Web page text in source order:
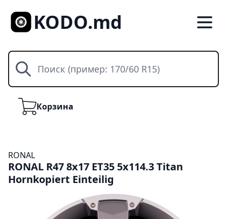
KODO.md
Поиск
КорзинаКорзина
RONAL
RONAL R47 8x17 ET35 5x114.3 Titan
Hornkopiert Einteilig